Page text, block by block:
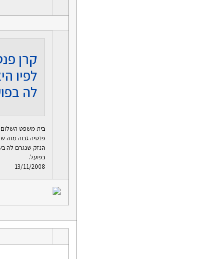
קרן
לפיו
לה
בית משפט השלום
פנסיה גבוה מזה
בפועל.
13/11/2008